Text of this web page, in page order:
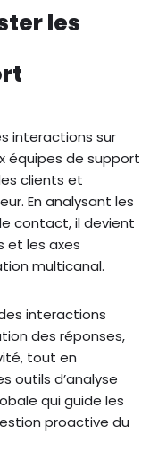
les
interactions sur
équipes de support
clients et
En analysant les
contact, il devient
et les axes
multicanal.
interactions
des réponses,
tout en
outils d’analyse
qui guide les
proactive du